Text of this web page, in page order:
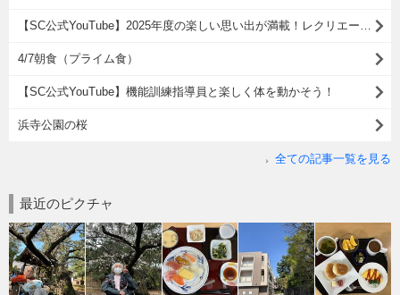
4/7朝食（プライム食）
【SC公式YouTube】機能訓練指導員と楽しく体を動かそう！
浜寺公園の桜
全ての記事一覧を見る
最近のピクチャ